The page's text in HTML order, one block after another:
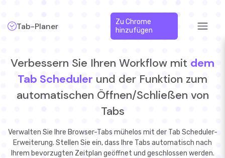
Tab-Planer
Zu Chrome
hinzufügen
Verbessern Sie Ihren Workflow mit dem
Tab Scheduler und der Funktion zum
automatischen Öffnen/Schließen von
Tabs
Verwalten Sie Ihre Browser-Tabs mühelos mit der Tab Scheduler-
Erweiterung. Stellen Sie ein, dass Ihre Tabs automatisch nach
Ihrem bevorzugten Zeitplan geöffnet und geschlossen werden.